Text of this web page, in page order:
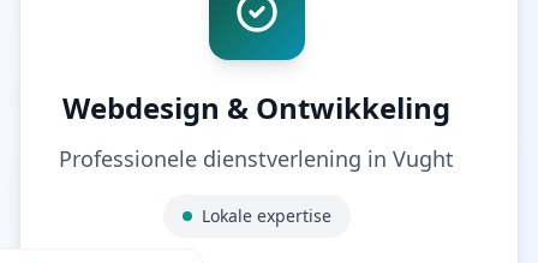
Webdesign & Ontwikkeling
Professionele dienstverlening in Vught
Lokale expertise